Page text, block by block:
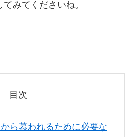
みてくださいね。
ら慕われるために必要な